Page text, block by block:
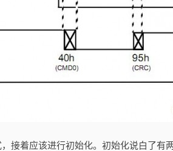
接着应该进行初始化。初始化说白了有